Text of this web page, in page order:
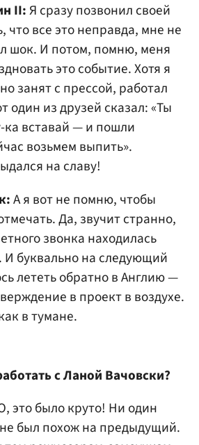
II:Я сразу позвонил своей
что все это неправда, мне не
шок. И потом, помню, меня
это событие. Хотя я
занят с прессой, работал
один из друзей сказал: «Ты
ка вставай — и пошли
возьмем выпить».
на славу!
А я вот не помню, чтобы
Да, звучит странно,
звонка находилась
И буквально на следующий
лететь обратно в Англию —
в проект в воздухе.
в тумане.
c Ланой Вачовски?
это было круто! Ни один
был похож на предыдущий.